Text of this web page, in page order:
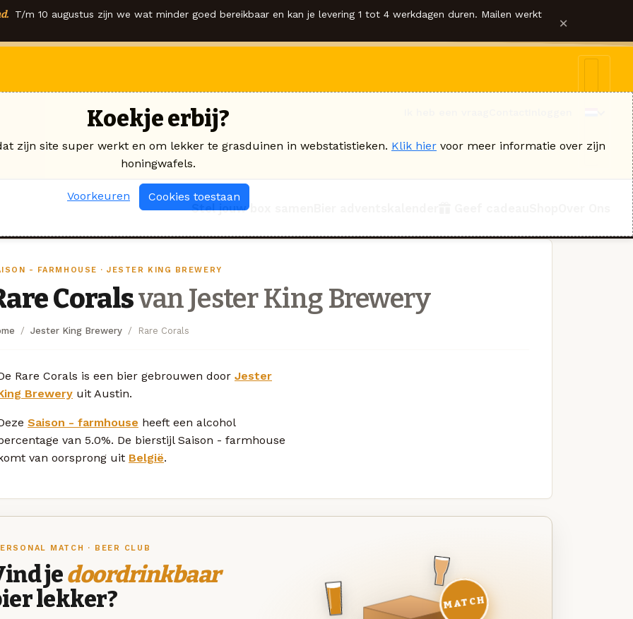
T/m 10 augustus zijn we wat minder goed bereikbaar en kan je levering 1 tot 4 werkdagen duren. Mailen werkt ×
Stel jouw box samen
- FARMHOUSE · JESTER KING BREWERY
Coralsvan Jester King Brewery
Jester King Brewery Rare Corals
Rare Corals is een bier gebrouwen door Jester
Brewery uit Austin.
Saison - farmhouse heeft een alcohol
van 5.0%. De bierstijl Saison - farmhouse
van oorsprong uit België.
MATCH · BEER CLUB
jedoordrinkbaar
lekker?
MATCH
Koekje erbij?
zijn site super werkt en om lekker te grasduinen in webstatistieken. Klik hier voor meer informatie over zijn
honingwafels.
Voorkeuren Cookies toestaan